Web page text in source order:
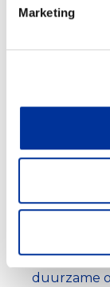
MarketingLobby
activeren
bieden.
Ideeen en
circulaire
Netwerken
duurzame